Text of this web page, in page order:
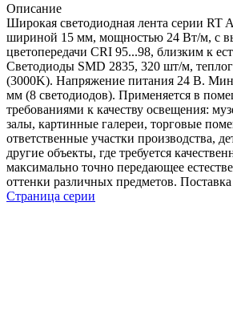
Описание
Широкая светодиодная лента серии RT
шириной 15 мм, мощностью 24 Вт/м, с
цветопередачи CRI 95...98, близким к
Светодиоды SMD 2835, 320 шт/м,
(3000K). Напряжение питания 24 В.
мм (8 светодиодов). Применяется в
требованиями к качеству освещения:
залы, картинные галереи, торговые
ответственные участки производства,
другие объекты, где требуется
максимально точно передающее
оттенки различных предметов.
Страница серии